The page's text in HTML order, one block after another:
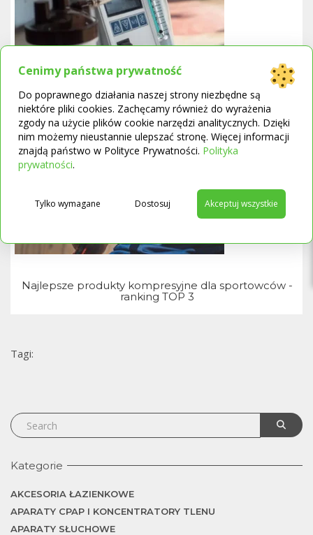
Ranking koncentratorów tlenu - zestawienie TOP 3
Najlepsze produkty kompresyjne dla sportowców -
ranking TOP 3
Tagi:
Kategorie
AKCESORIA ŁAZIENKOWE
APARATY CPAP I KONCENTRATORY TLENU
APARATY SŁUCHOWE
Cenimy państwa prywatność
Do poprawnego działania naszej strony niezbędne są
niektóre pliki cookies. Zachęcamy również do wyrażenia
zgody na użycie plików cookie narzędzi analitycznych. Dzięki
nim możemy nieustannie ulepszać stronę. Więcej informacji
znajdą państwo w Polityce Prywatności. Polityka
prywatności.
Dostosuj
Tylko wymagane Akceptuj wszystkie